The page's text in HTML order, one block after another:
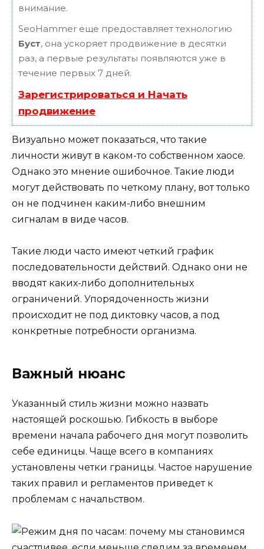
внимание.
SeoHammer еще предоставляет технологию
Буст, она ускоряет продвижение в десятки
раз, а первые результаты появляются уже в
течение первых 7 дней.
Зарегистрироваться и Начать
продвижение
Визуально может показаться, что такие
личности живут в каком-то собственном хаосе.
Однако это мнение ошибочное. Такие люди
могут действовать по четкому плану, вот только
он не подчинен каким-либо внешним
сигналам в виде часов.
Такие люди часто имеют четкий график
последовательности действий. Однако они не
вводят каких-либо дополнительных
ограничений. Упорядоченность жизни
происходит не под диктовку часов, а под
конкретные потребности организма.
Важный нюанс
Указанный стиль жизни можно назвать
настоящей роскошью. Гибкость в выборе
времени начала рабочего дня могут позволить
себе единицы. Чаще всего в компаниях
установлены четки границы. Частое нарушение
таких правил и регламентов приведет к
проблемам с начальством.